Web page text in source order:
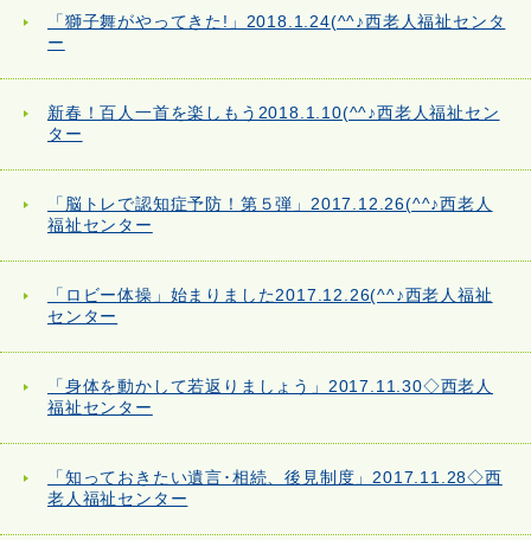
「獅子舞がやってきた!」2018.1.24(^^♪西老人福祉センタ
ー
新春！百人一首を楽しもう2018.1.10(^^♪西老人福祉セン
ター
「脳トレで認知症予防！第５弾」2017.12.26(^^♪西老人
福祉センター
「ロビー体操」始まりました2017.12.26(^^♪西老人福祉
センター
「身体を動かして若返りましょう」2017.11.30◇西老人
福祉センター
「知っておきたい遺言･相続、後見制度」2017.11.28◇西
老人福祉センター